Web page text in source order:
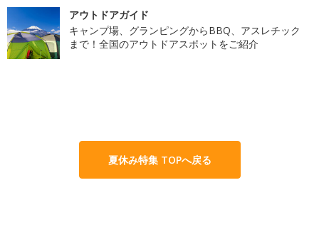
アウトドアガイド
キャンプ場、グランピングからBBQ、アスレチック
まで！全国のアウトドアスポットをご紹介
夏休み特集 TOPへ戻る